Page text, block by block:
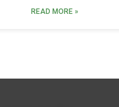
READ MORE »